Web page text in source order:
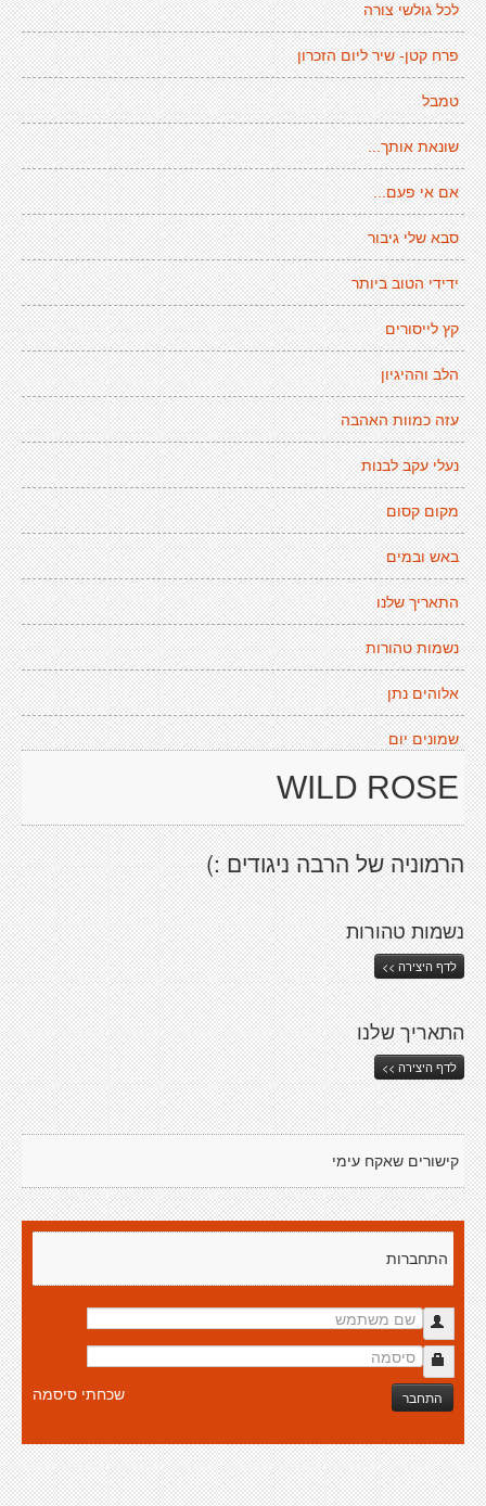
לכל גולשי צורה
פרח קטן- שיר ליום הזכרון
טמבל
שונאת אותך...
אם אי פעם...
סבא שלי גיבור
ידידי הטוב ביותר
קץ לייסורים
הלב וההיגיון
עזה כמוות האהבה
נעלי עקב לבנות
מקום קסום
באש ובמים
התאריך שלנו
נשמות טהורות
אלוהים נתן
שמונים יום
WILD ROSE
הרמוניה של הרבה ניגודים :)
נשמות טהורות
לדף היצירה >>
התאריך שלנו
לדף היצירה >>
קישורים שאקח עימי
התחברות
התחבר שכחתי סיסמה